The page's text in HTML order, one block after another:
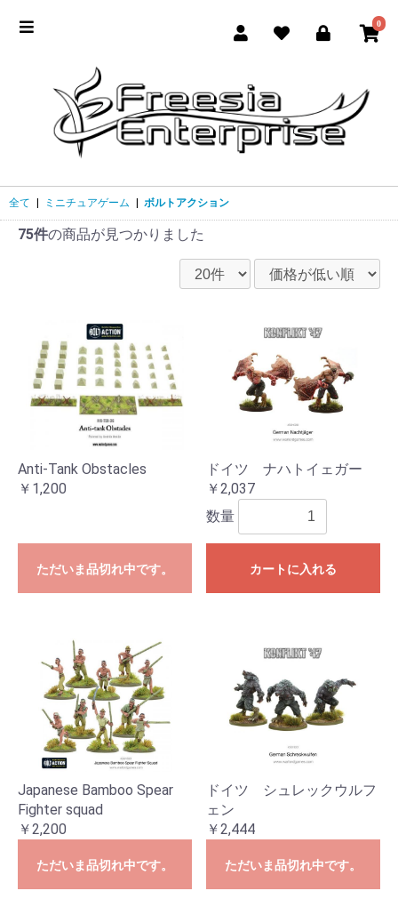
0
全て ミニチュアゲーム ボルトアクション
75件の商品が見つかりました
Anti-Tank Obstacles
￥1,200
ただいま品切れ中です。
ドイツ ナハトイェガー
￥2,037
数量
カートに入れる
Japanese Bamboo Spear
Fighter squad
￥2,200
ただいま品切れ中です。
ドイツ シュレックウルフ
ェン
￥2,444
ただいま品切れ中です。